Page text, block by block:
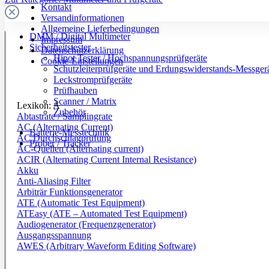
DMM / Digital Multimeter
Sicherheitstester
Hipot Tester / Hochspannungsprüfgeräte
Schutzleiterprüfgeräte und Erdungswiderstands-
Leckstromprüfgeräte
Prüfhauben
Scanner / Matrix
Zubehör
Batterie-Messtechnik
Prober / Tracker
Kontakt
Versandinformationen
Allgemeine Lieferbedingungen
Impressum
Datenschutzerklärung
Cookie-Einstellungen
Lexikon: A
Abtastrate / Samplingrate
AC (Alternating Current)
AC Durchschlagprüfung
AC-Quellen (Alternating current)
ACIR (Alternating Current Internal Resistance)
Akku
Anti-Aliasing Filter
Arbiträr Funktionsgenerator
ATE (Automatic Test Equipment)
ATEasy (ATE – Automated Test Equipment)
Audiogenerator (Frequenzgenerator)
Ausgangsspannung
AWES (Arbitrary Waveform Editing Software)